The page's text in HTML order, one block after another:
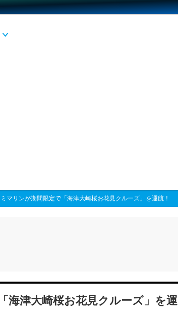
マリンが期間限定で「海津大崎桜お花見クルーズ」を運航！
海津大崎桜お花見クルーズ」を運